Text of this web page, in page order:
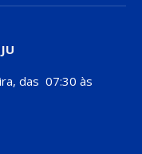
das 07:30 às